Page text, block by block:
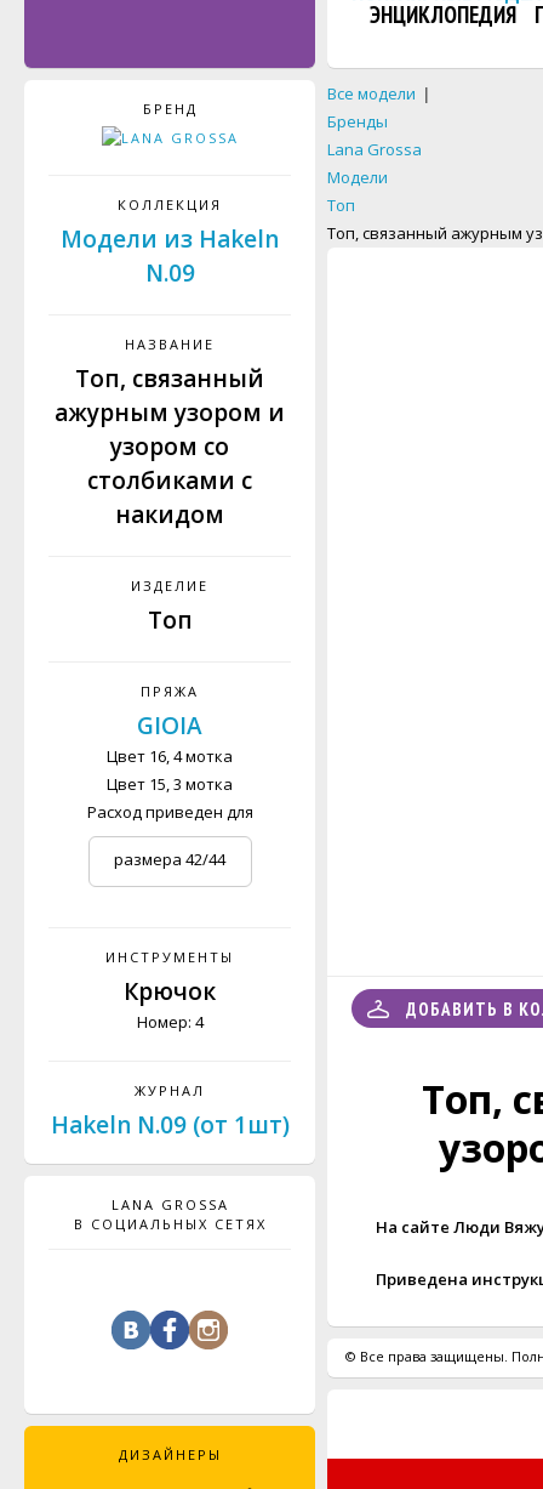
ЭНЦИКЛОПЕДИЯ
БРЕНД
КОЛЛЕКЦИЯ
Модели из Hakeln
N.09
НАЗВАНИЕ
Топ, связанный
ажурным узором и
узором со
столбиками с
накидом
ИЗДЕЛИЕ
Топ
ПРЯЖА
GIOIA
Цвет 16, 4 мотка
Цвет 15, 3 мотка
Расход приведен для
размера 42/44
ИНСТРУМЕНТЫ
Крючок
Номер: 4
ЖУРНАЛ
Hakeln N.09 (от 1шт)
LANA GROSSA
В СОЦИАЛЬНЫХ СЕТЯХ
ДИЗАЙНЕРЫ
Все модели |
Бренды
Lana Grossa
Модели
Топ
Топ, связанный ажурным
ДОБАВИТЬ В
Топ,
На сайте Люди
Приведена
© Все права защищены.